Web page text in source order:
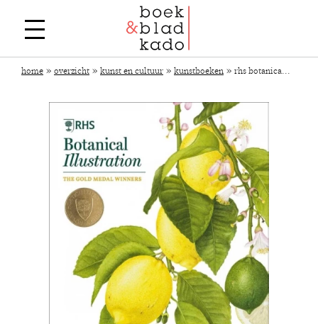
home » overzicht » kunst en cultuur » kunstboeken » rhs botanica...